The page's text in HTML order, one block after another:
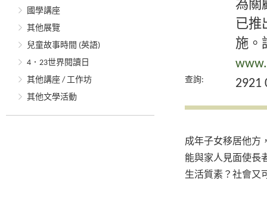
國學講座
其他展覽
兒童故事時間 (英語)
4．23世界閱讀日
其他講座 / 工作坊
其他文學活動
為關
已推
施。
查詢: 2921
成年子女移居他方
能與家人見面使長
生活質素？社會又